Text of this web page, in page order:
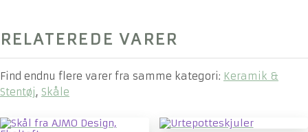
RELATEREDE VARER
Find endnu flere varer fra samme kategori: Keramik &
Stentøj, Skåle